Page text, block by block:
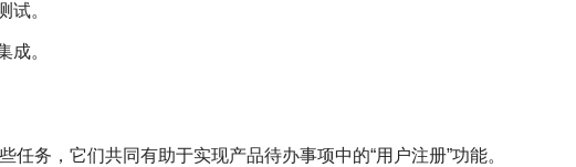
试。
成。
务，它们共同有助于实现产品待办事项中的“用户注册”功能。